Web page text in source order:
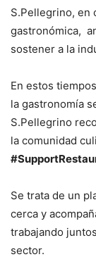
S.Pellegrino, en
gastronómica,
sostener a la
En estos
la gastronomía
S.Pellegrino
la comunidad
Se trata de un
cerca y
trabajando
sector.